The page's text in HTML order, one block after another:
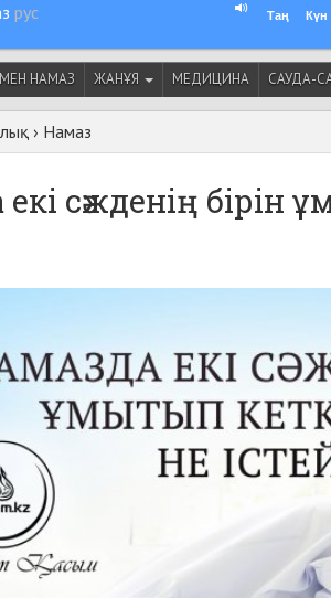
рус Таң Күн
НАМАЗ ЖАНҰЯ МЕДИЦИНА САУДА-
› Намаз
сәжденің бірін